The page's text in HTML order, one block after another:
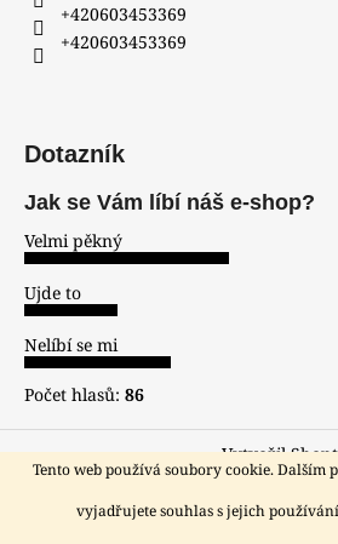
Tento web používá soubory cookie. Dalším
vyjadřujete souhlas s jejich
Sleva pro registrované zákazníky!!!
+420603453369
+420603453369
Dotazník
Jak se Vám líbí náš e-shop?
Velmi pěkný
Ujde to
Nelíbí se mi
Počet hlasů: 86
Vytvořil